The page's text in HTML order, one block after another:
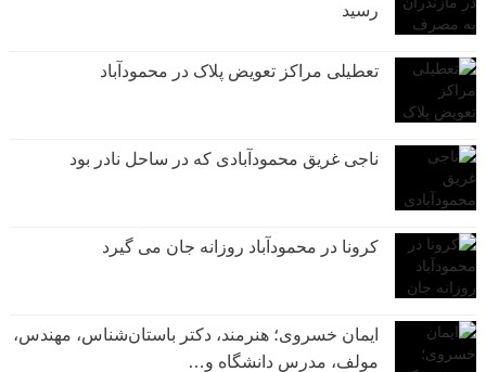
رسيد
تعطیلی مراکز تعویض پلاک در محمودآباد
ناجی غریق محمودآبادی که در ساحل نادر بود
کرونا در محمودآباد روزانه جان می گیرد
ایمان خسروی؛ هنرمند، دکتر باستان‌شناس، مهندس،
مولف، مدرس دانشگاه و…